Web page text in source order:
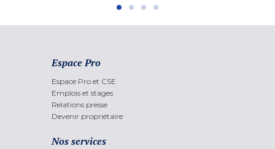
Espace Pro
Espace Pro et CSE
Emplois et stages
Relations presse
Devenir propriétaire
Nos services